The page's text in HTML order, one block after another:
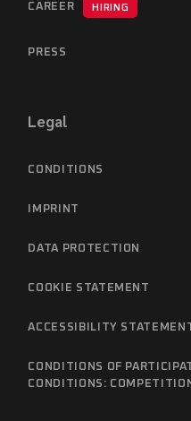
CAREER HIRING
PRESS
Legal
CONDITIONS
IMPRINT
DATA PROTECTION
COOKIE STATEMENT
ACCESSIBILITY
CONDITIONS OF
CONDITIONS: